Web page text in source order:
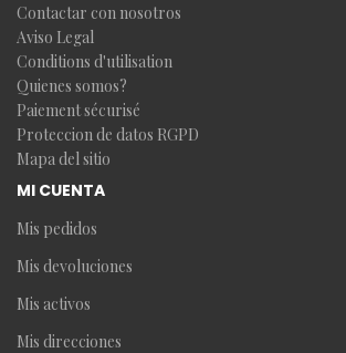
Contactar con nosotros
Aviso Legal
Conditions d'utilisation
Quienes somos?
Paiement sécurisé
Proteccion de datos RGPD
Mapa del sitio
MI CUENTA
Mis pedidos
Mis devoluciones
Mis activos
Mis direcciones